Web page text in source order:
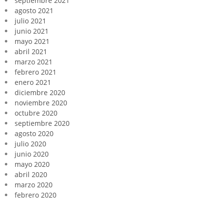
agosto 2021
julio 2021
junio 2021
mayo 2021
abril 2021
marzo 2021
febrero 2021
enero 2021
diciembre 2020
noviembre 2020
octubre 2020
septiembre 2020
agosto 2020
julio 2020
junio 2020
mayo 2020
abril 2020
marzo 2020
febrero 2020